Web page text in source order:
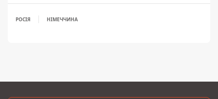
РОСІЯ НІМЕЧЧИНА